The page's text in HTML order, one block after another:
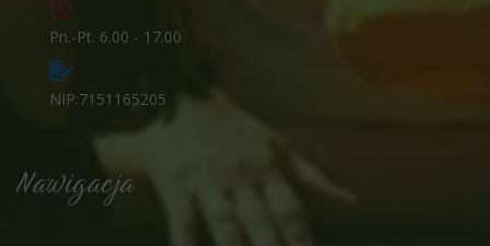
Pn.-Pt. 6.00 - 17.00
NIP:7151165205
Nawigacja